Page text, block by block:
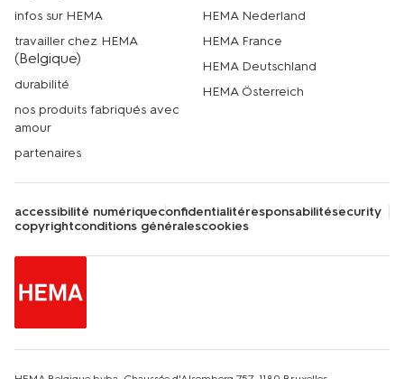
infos sur HEMA
travailler chez HEMA
(Belgique)
durabilité
nos produits fabriqués avec
amour
partenaires
HEMA Nederland
HEMA France
HEMA Deutschland
HEMA Österreich
accessibilité numériqueconfidentialitéresponsabilitésecurity
copyrightconditions généralescookies